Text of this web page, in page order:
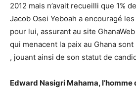
2012 mais n’avait recueilli que 1%
Jacob Osei Yeboah a encouragé
pour lui, assurant au site
qui menacent la paix au Ghana
, jouant ainsi de son statut de
Edward Nasigri Mahama, l’homme